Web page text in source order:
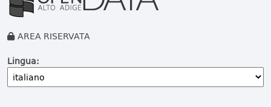
AREA RISERVATA
Lingua